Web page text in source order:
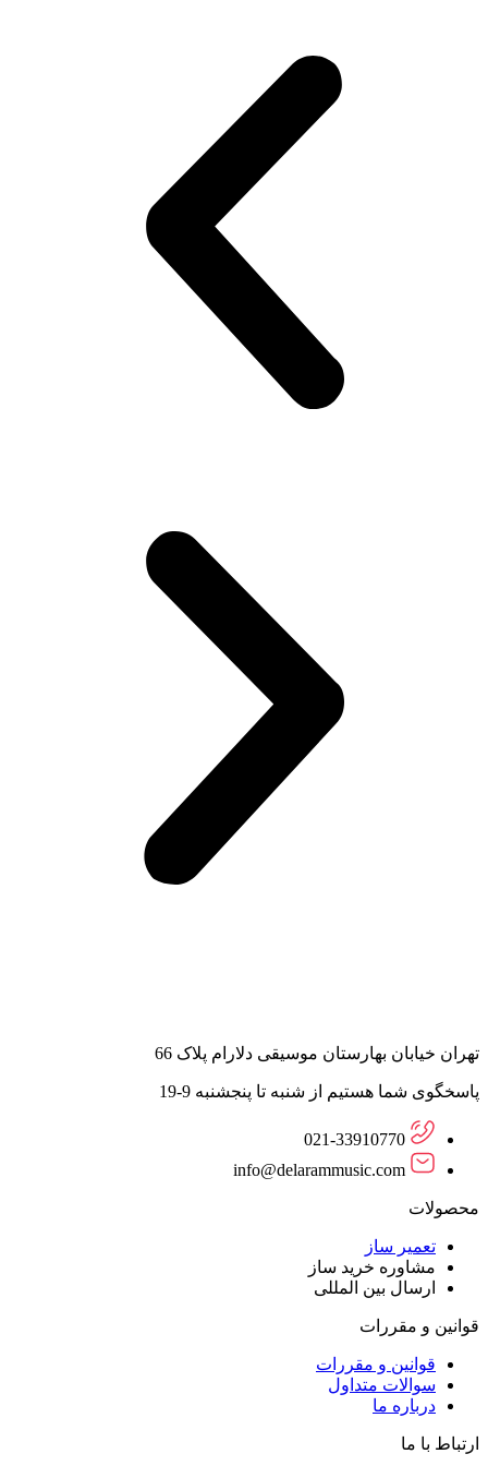
تهران خیابان بهارستان موسیقی دلارام پلاک 66
پاسخگوی شما هستیم از شنبه تا پنجشنبه 9-19
021-33910770
info@delarammusic.com
محصولات
تعمیر ساز
مشاوره خرید ساز
ارسال بین المللی
قوانین و مقررات
قوانین و مقررات
سوالات متداول
درباره ما
ارتباط با ما